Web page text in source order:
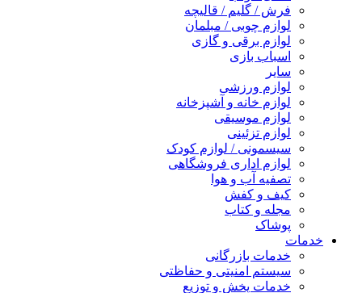
فرش / گلیم / قالیچه
لوازم چوبی / مبلمان
لوازم برقی و گازی
اسباب بازی
سایر
لوازم ورزشی
لوازم خانه و آشپزخانه
لوازم موسیقی
لوازم تزئینی
سیسمونی / لوازم کودک
لوازم اداری فروشگاهی
تصفیه آب و هوا
کیف و کفش
مجله و کتاب
پوشاک
خدمات
خدمات بازرگانی
سیستم امنیتی و حفاظتی
خدمات پخش و توزیع